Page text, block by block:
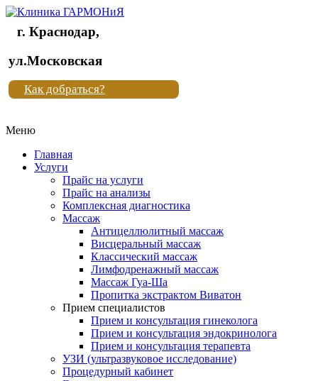
Клиника
"Новая
жизнь"
Клиника
жизнь"
г. Краснодар,
ул.Московская
Как добраться?
Меню
Главная
Услуги
Прайс на услуги
Прайс на анализы
Комплексная диагностика
Массаж
Антицеллюлитный массаж
Висцеральный массаж
Классический массаж
Лимфодренажный массаж
Массаж Гуа-Ша
Пропитка экстрактом Виватон
Прием специалистов
Прием и консультация гинеколога
Прием и консультация эндокринолога
Прием и консультация терапевта
УЗИ (ультразвуковое исследование)
Процедурный кабинет